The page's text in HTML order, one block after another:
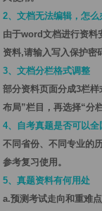
2、文档无法编辑，怎么
由于word文档进行资料
资料,请输入写入保护密
3、文档分栏格式调整
部分资料页面分成3栏
布局”栏目，再选择“分
4、自考真题是否可以全
不同省份、不同专业的
参考复习使用。
5、真题资料有何用处
a.预测考试走向和重难点